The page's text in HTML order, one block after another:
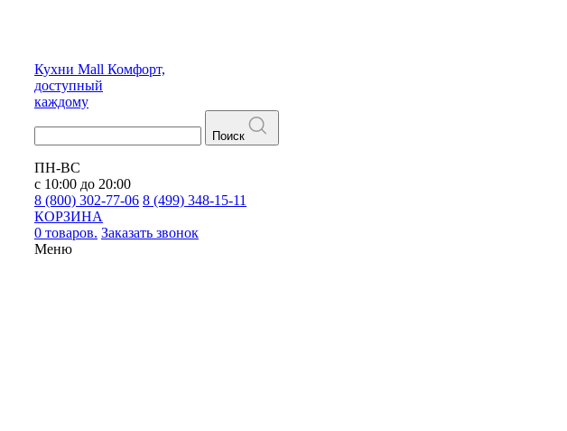
Кухни Mall Комфорт,
доступный
каждому
Поиск
ПН-ВС
с 10:00 до 20:00
8 (800) 302-77-06 8 (499) 348-15-11
КОРЗИНА
0 товаров. Заказать звонок
Меню